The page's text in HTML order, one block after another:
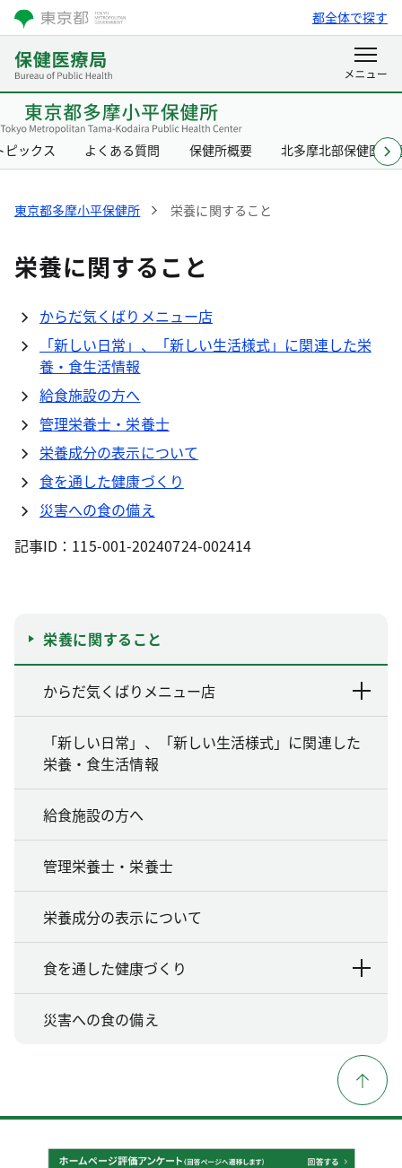
都全体で探す
ピックス よくある質問 保健所概要 北多摩北部保健医療
東京都多摩小平保健所 栄養に関すること
栄養に関すること
からだ気くばりメニュー店
「新しい日常」、「新しい生活様式」に関連した栄
養・食生活情報
給食施設の方へ
管理栄養士・栄養士
栄養成分の表示について
食を通した健康づくり
災害への食の備え
記事ID：115-001-20240724-002414
栄養に関すること
からだ気くばりメニュー店
「新しい日常」、「新しい生活様式」に関連した
栄養・食生活情報
給食施設の方へ
管理栄養士・栄養士
栄養成分の表示について
食を通した健康づくり
災害への食の備え